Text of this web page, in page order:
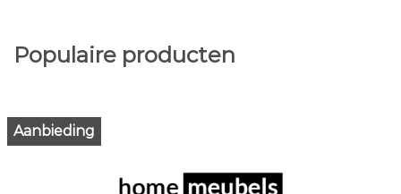
Populaire producten
Aanbieding